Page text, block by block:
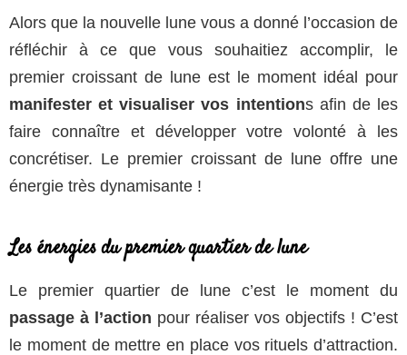
Alors que la nouvelle lune vous a donné l’occasion de
réfléchir à ce que vous souhaitiez accomplir, le
premier croissant de lune est le moment idéal pour
manifester et visualiser vos intentions afin de les
faire connaître et développer votre volonté à les
concrétiser. Le premier croissant de lune offre une
énergie très dynamisante !
Les énergies du premier quartier de lune
Le premier quartier de lune c’est le moment du
passage à l’action pour réaliser vos objectifs ! C’est
le moment de mettre en place vos rituels d’attraction.